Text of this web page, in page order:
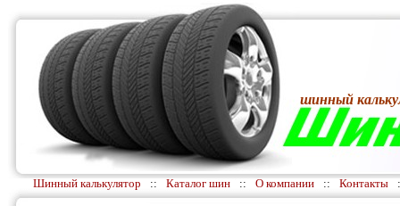
шинный
Шинный калькулятор :: Каталог шин :: О компании :: Контакты